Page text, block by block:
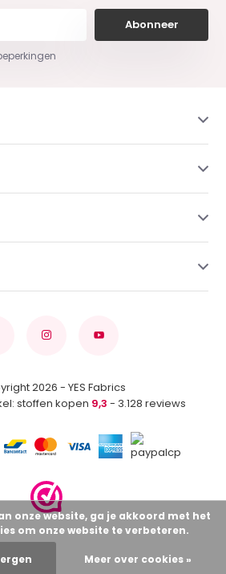
Abonneer
2026 - YES Fabrics
stoffen kopen 9,3 - 3.128 reviews
onze website, ga je akkoord met het
om onze website te verbeteren.
Meer over cookies »